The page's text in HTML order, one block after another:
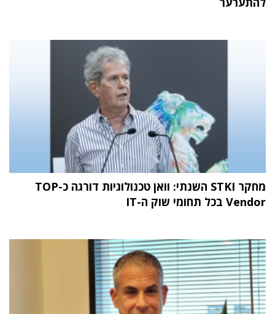
מחקר STKI השנתי: וואן טכנולוגיות דורגה כ-TOP
Vendor בכל תחומי שוק ה-IT